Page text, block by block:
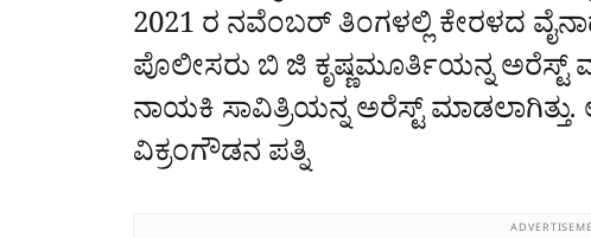
2021 ರ ನವೆಂಬರ್‌ ತಿಂಗಳಲ್ಲಿ ಕೇರಳದ
ಪೊಲೀಸರು ಬಿ‌ ಜಿ ಕೃಷ್ಣಮೂರ್ತಿಯನ್ನ ಅರೆಸ್ಟ್‌
ನಾಯಕಿ ಸಾವಿತ್ರಿಯನ್ನ ಅರೆಸ್ಟ್‌ ಮಾಡಲಾಗಿತ್ತು.
ವಿಕ್ರಂಗೌಡನ ಪತ್ನಿ